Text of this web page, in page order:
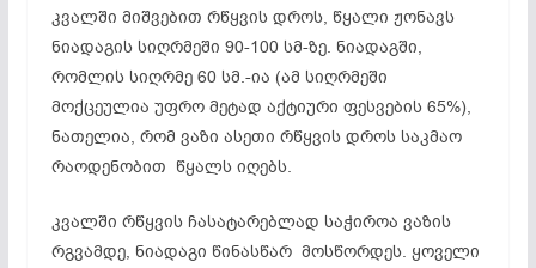
კვალში მიშვებით რწყვის დროს, წყალი ჟონავს
ნიადაგის სიღრმეში 90-100 სმ-ზე. ნიადაგში,
რომლის სიღრმე 60 სმ.-ია (ამ სიღრმეში
მოქცეულია უფრო მეტად აქტიური ფესვების 65%),
ნათელია, რომ ვაზი ასეთი რწყვის დროს საკმაო
რაოდენობით წყალს იღებს.
კვალში რწყვის ჩასატარებლად საჭიროა ვაზის
რგვამდე, ნიადაგი წინასწარ მოსწორდეს. ყოველი